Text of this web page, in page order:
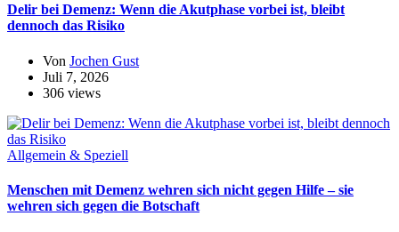
Delir bei Demenz: Wenn die Akutphase vorbei ist, bleibt
dennoch das Risiko
Von Jochen Gust
Juli 7, 2026
306 views
Allgemein & Speziell
Menschen mit Demenz wehren sich nicht gegen Hilfe – sie
wehren sich gegen die Botschaft